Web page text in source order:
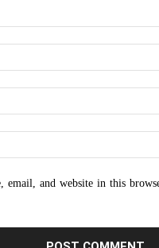
email, and website in this